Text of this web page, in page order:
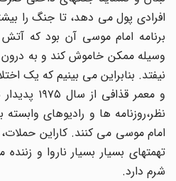
افرادى پول مى دهد، تا جنگ را
برنامه امام موسى آن بود که آتش
وسیله ممکن خاموش کند و به درون
نیفتد. بنابراین مى بینیم که یک
و معمر قذافى
نظر،روزنامه ها و رادیوهاى وابسته
امام موسى مى کنند. کاراین
تهمتهاى بسیار بسیار ناروا و زننده
شرم دارد.